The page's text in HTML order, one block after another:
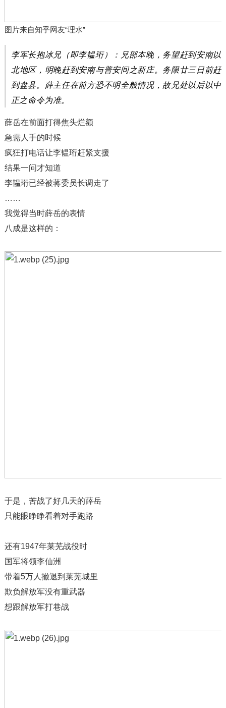
图片来自知乎网友“理水”
李军长抱冰兄（即李韫珩）：兄部本晚，务望赶到安南以
北地区，明晚赶到安南与普安间之新庄。务限廿三日前赶
到盘县。薛主任在前方恐不明全般情况，故兄处以后以中
正之命令为准。
薛岳在前面打得焦头烂额
急需人手的时候
疯狂打电话让李韫珩赶紧支援
结果一问才知道
李韫珩已经被蒋委员长调走了
……
我觉得当时薛岳的表情
八成是这样的：
于是，苦战了好几天的薛岳
只能眼睁睁看着对手跑路
还有1947年莱芜战役时
国军将领李仙洲
带着5万人撤退到莱芜城里
欺负解放军没有重武器
想跟解放军打巷战